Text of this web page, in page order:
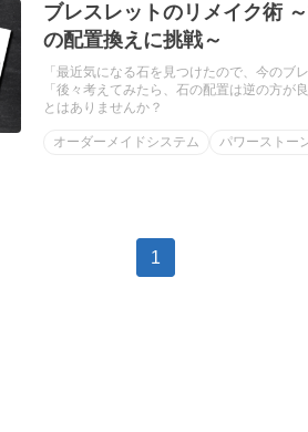
ブレスレットのリメイク術
の配置換えに挑戦～
「最近気になる石を見つけたので、今のブ
「後々考えてみたら、石の配置は逆の方が
とはありませんか？
オーダーメイドシステム
パワーストー
1